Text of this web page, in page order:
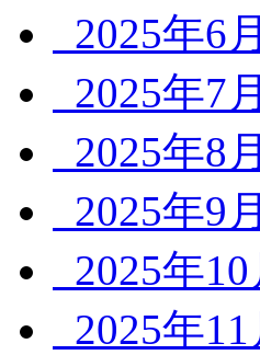
2025年6
2025年7
2025年8
2025年9
2025年
2025年